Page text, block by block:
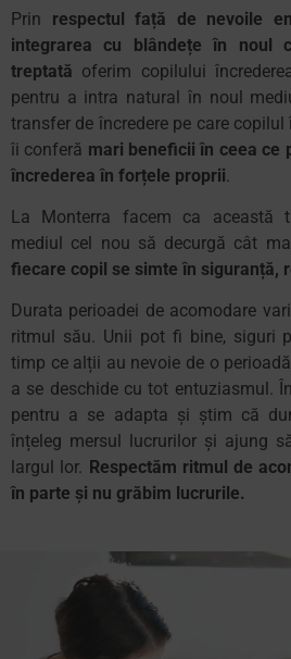
Prin respectul față de nevoile
integrarea cu blândețe în noul
treptată oferim copilului
pentru a intra natural în noul
transfer de încredere pe care
îi conferă mari beneficii în ceea ce
încrederea în forțele proprii.
La Monterra facem ca această
mediul cel nou să decurgă cât
fiecare copil se simte în siguranță,
Durata perioadei de acomodare
ritmul său. Unii pot fi bine, siguri
timp ce alții au nevoie de o
a se deschide cu tot entuziasmul.
pentru a se adapta și știm că
înțeleg mersul lucrurilor şi ajung
largul lor. Respectăm ritmul de
în parte și nu grăbim lucrurile.